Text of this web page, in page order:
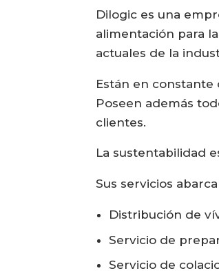
Dilogic es una
alimentación para
actuales de la
Están en constante
Poseen además
clientes.
La sustentabilidad
Sus servicios
Distribución de
Servicio de
Servicio de